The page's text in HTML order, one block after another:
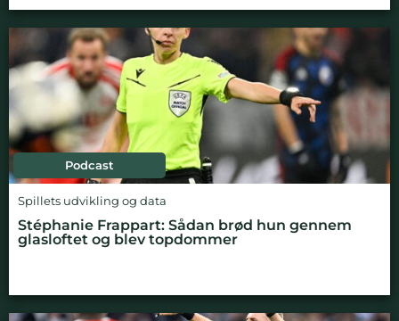
Podcast
Spillets udvikling og data
Stéphanie Frappart: Sådan brød hun gennem
glasloftet og blev topdommer